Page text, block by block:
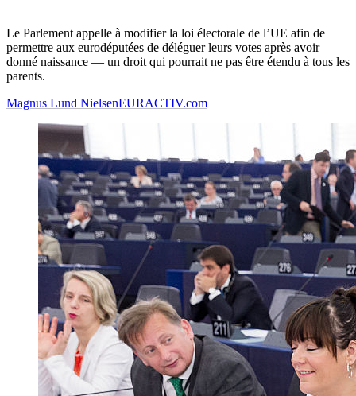
Le Parlement appelle à modifier la loi électorale de l’UE afin de
permettre aux eurodéputées de déléguer leurs votes après avoir
donné naissance — un droit qui pourrait ne pas être étendu à tous les
parents.
Magnus Lund NielsenEURACTIV.com